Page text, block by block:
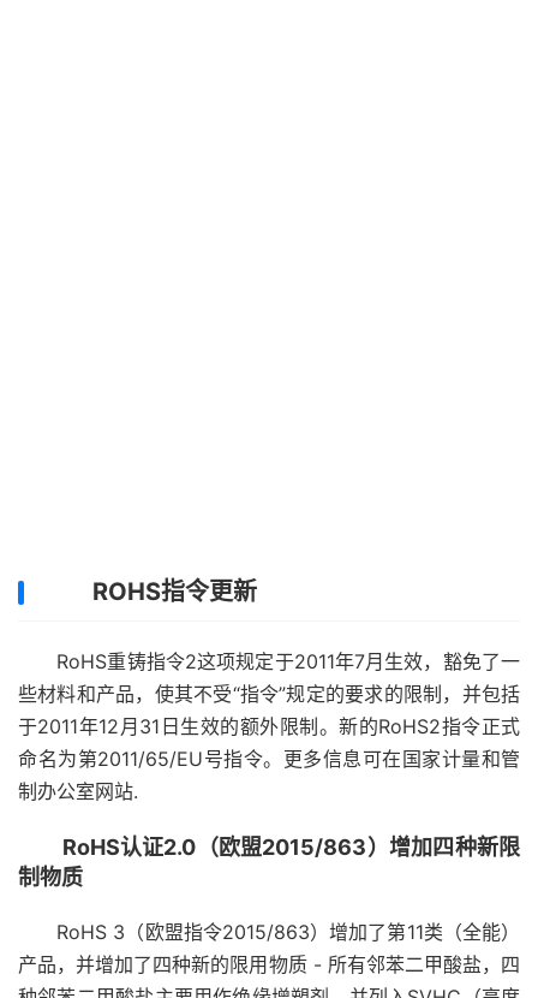
ROHS指令更新
RoHS重铸指令2这项规定于2011年7月生效，豁免了一
些材料和产品，使其不受“指令”规定的要求的限制，并包括
于2011年12月31日生效的额外限制。新的RoHS2指令正式
命名为第2011/65/EU号指令。更多信息可在国家计量和管
制办公室网站.
RoHS认证2.0（欧盟2015/863）增加四种新限
制物质
RoHS 3（欧盟指令2015/863）增加了第11类（全能）
产品，并增加了四种新的限用物质 - 所有邻苯二甲酸盐，四